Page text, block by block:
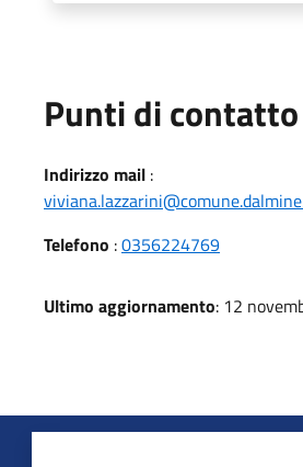
Punti di contatto
Indirizzo mail :
Telefono :0356224769
Ultimo aggiornamento: 12